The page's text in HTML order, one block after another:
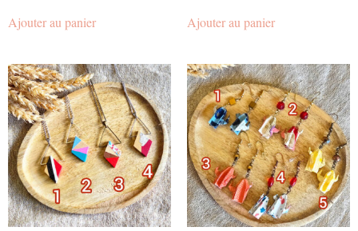
Ajouter au panier Ajouter au panier